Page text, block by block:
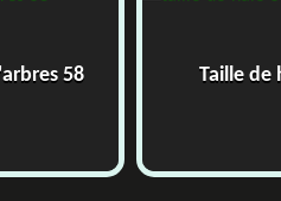
58 Taille de